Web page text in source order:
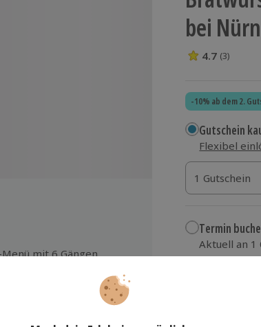
bei
4.7 Sterne von
4.7 (3)
-10% ab dem 2.
Gutschein
Flexibel
1 Gutschein
1 Gutschein
1 Gutschein
Termin
Aktuell an
mit 6 Gängen
mit Preis für den Sieger